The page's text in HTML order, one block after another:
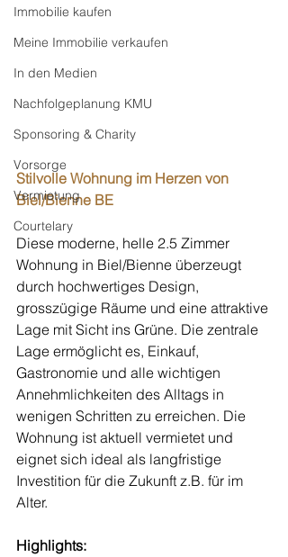
Immobilie kaufen
Meine Immobilie verkaufen
In den Medien
Nachfolgeplanung KMU
Sponsoring & Charity
Vorsorge
Vermietung
Courtelary
Stilvolle Wohnung im Herzen von
Biel/Bienne BE
Diese moderne, helle 2.5 Zimmer
Wohnung in Biel/Bienne überzeugt
durch hochwertiges Design,
grosszügige Räume und eine attraktive
Lage mit Sicht ins Grüne. Die zentrale
Lage ermöglicht es, Einkauf,
Gastronomie und alle wichtigen
Annehmlichkeiten des Alltags in
wenigen Schritten zu erreichen. Die
Wohnung ist aktuell vermietet und
eignet sich ideal als langfristige
Investition für die Zukunft z.B. für im
Alter.
Highlights: